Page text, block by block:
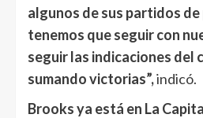
algunos de sus partidos
tenemos que seguir con
seguir las indicaciones del
sumando victorias”,indicó.
Brooks ya está en La